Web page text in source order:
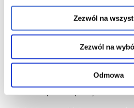
Zezwól na
Zezwól na
Odmowa
ustępują w krótkim czasie
przemijającym napadem
łagodnym nasileniu, lekarz może
pojedynczą dawkę 300 mg leku
po 75 mg) na początku leczenia.
dawka to jedna tabletka leku
dobę, jak opisano powyżej, z
acetylosalicylowym przez 3